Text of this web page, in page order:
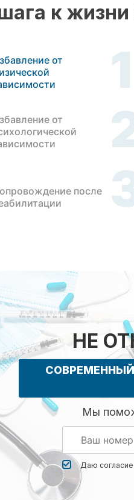
к жизни
от
1
от
после
НЕ
Мы
Даю согласие